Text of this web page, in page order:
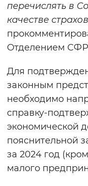
перечислять в
качестве
Отделением
Для
законным
необходимо
справку-
экономической
пояснительной
за 2024 год
малого